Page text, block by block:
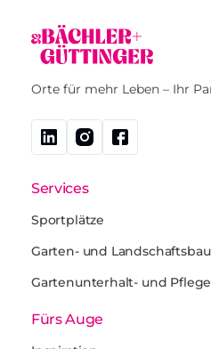
Orte für mehr Leben – Ihr
Services
Sportplätze
Garten- und Landschaftsbau
Gartenunterhalt- und Pflege
Fürs Auge